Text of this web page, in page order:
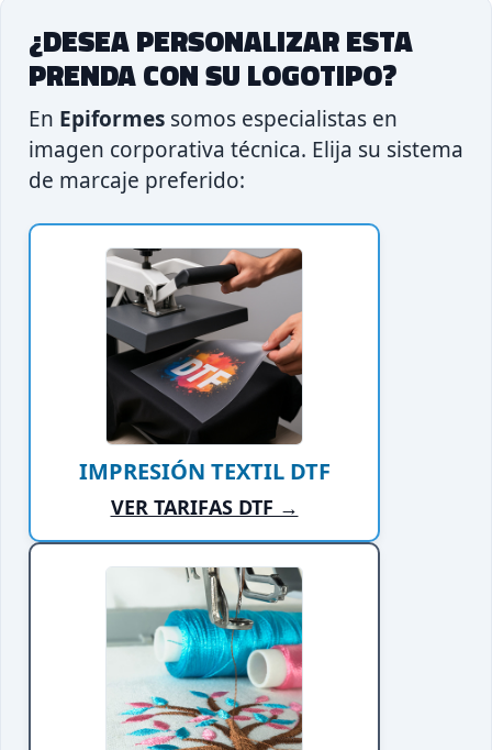
¿DESEA PERSONALIZAR ESTA
PRENDA CON SU LOGOTIPO?
En Epiformes somos especialistas en
imagen corporativa técnica. Elija su sistema
de marcaje preferido:
IMPRESIÓN TEXTIL DTF
VER TARIFAS DTF →